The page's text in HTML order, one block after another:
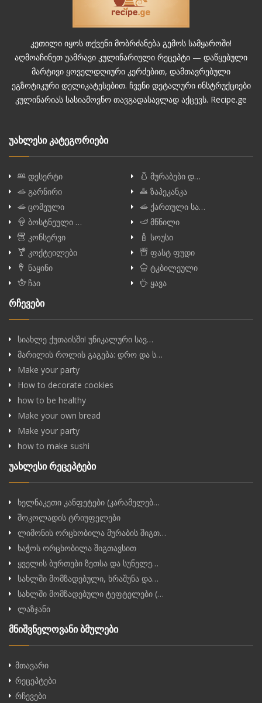
კეთილი იყოს თქვენი მობრძანება გემოს სამყაროში!
აღმოაჩინეთ უამრავი კულინარიული რეცეპტი — დაწყებული
მარტივი ყოველდღიური კერძებით, დამთავრებული
ეგზოტიკური დელიკატესებით. ჩვენი დეტალური ინსტრუქციები
კულინარიას სასიამოვნო თავგადასავლად აქცევს. Recipe.ge
უახლესი კატეგორიები
დესერტი
მურაბები დ…
გარნირი
ზაპეკანკა
ცომეული
ქართული სა…
ბოსტნეული …
მწნილი
კონსერვი
სოუსი
კოქტეილები
ფასტ ფუდი
ნაყინი
ტკბილეული
ჩაი
ყავა
რჩევები
სიახლე ქუთაისში! უნიკალური სავ…
მარილის როლის გაგება: დრო და ს…
Make your party
How to decorate cookies
how to be healthy
Make your own bread
Make your party
how to make sushi
უახლესი რეცეპტები
ხელნაკეთი კანფეტები (კარამელებ…
შოკოლადის ტრიუფელები
ლიმონის ორცხობილა მურაბის შიგთ…
ხაჭოს ორცხობილა შიგთავსით
ყველის ბურთები ზეთსა და სუნელე…
სახლში მომზადებული, ხრაშუნა და…
სახლში მომზადებული ტეფტელები (…
ლაზჯანი
მნიშვნელოვანი ბმულები
მთავარი
რეცეპტები
რჩევები